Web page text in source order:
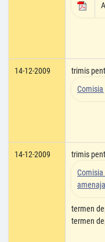
14-12-2009
trimis
14-12-2009
trimis
termen
termen